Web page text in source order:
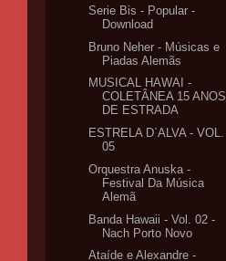
Serie Bis - Popular -
Download
Bruno Neher - Músicas e
Piadas Alemãs
MUSICAL HAWAI -
COLETÂNEA 15 ANOS
DE ESTRADA
ESTRELA D`ALVA - VOL.
05
Orquestra Anuska -
Festival Da Música
Alemã
Banda Hawaii - Vol. 02 -
Nach Porto Novo
Ataíde e Alexandre -